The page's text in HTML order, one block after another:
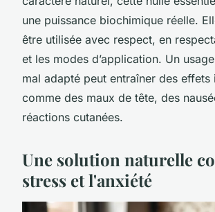
une puissance biochimique réelle.
être utilisée avec respect, en
et les modes d’application. Un
mal adapté peut entraîner des effets
comme des maux de tête, des
réactions cutanées.
Une solution naturelle
stress et l'anxiété